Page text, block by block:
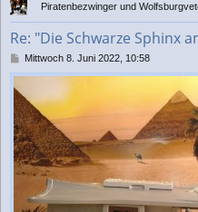
Piratenbezwinger und
Re: "Die Schwarze Sphinx
B
e
t
r
a
g
Mittwoch 8. Juni 2022, 10:58